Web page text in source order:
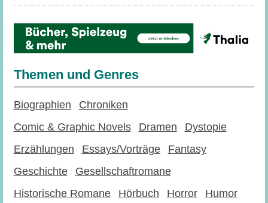
Themen und Genres
Biographien
Chroniken
Comic & Graphic Novels
Dramen
Dystopie
Erzählungen
Essays/Vorträge
Fantasy
Geschichte
Gesellschaftromane
Historische Romane
Hörbuch Horror
Humor